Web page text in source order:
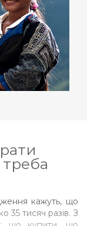
треба
кажуть, що
тисяч разів. З